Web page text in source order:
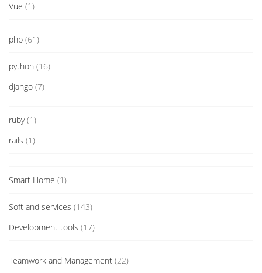
Vue (1)
php (61)
python (16)
django (7)
ruby(1)
rails (1)
Smart Home (1)
Soft and services (143)
Development tools (17)
Teamwork and Management (22)